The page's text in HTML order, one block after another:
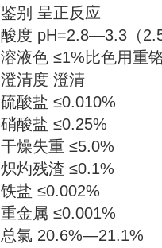
鉴别 呈正反应
酸度 pH=2.8―3.3（
溶液色 ≤1%比色用重
澄清度 澄清
硫酸盐 ≤0.010%
硝酸盐 ≤0.25%
干燥失重 ≤5.0%
炽灼残渣 ≤0.1%
铁盐 ≤0.002%
重金属 ≤0.001%
总氯 20.6%―21.1%